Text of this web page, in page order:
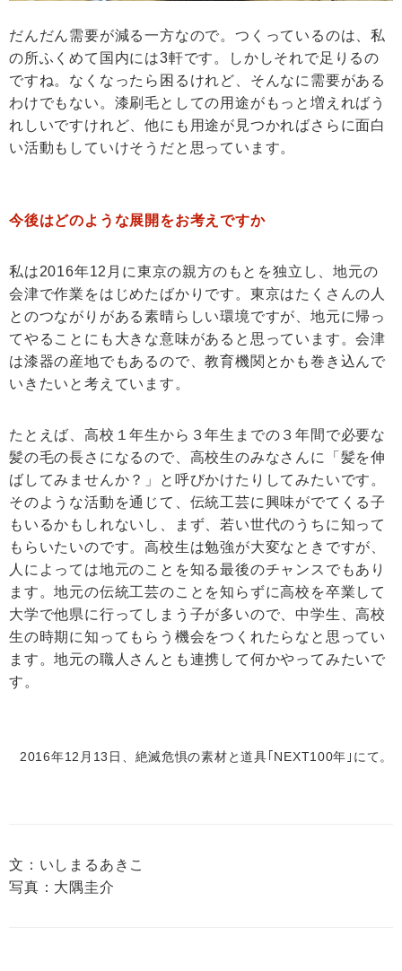
だんだん需要が減る一方なので。つくっているのは、私
の所ふくめて国内には3軒です。しかしそれで足りるの
ですね。なくなったら困るけれど、そんなに需要がある
わけでもない。漆刷毛としての用途がもっと増えればう
れしいですけれど、他にも用途が見つかればさらに面白
い活動もしていけそうだと思っています。
今後はどのような展開をお考えですか
私は2016年12月に東京の親方のもとを独立し、地元の
会津で作業をはじめたばかりです。東京はたくさんの人
とのつながりがある素晴らしい環境ですが、地元に帰っ
てやることにも大きな意味があると思っています。会津
は漆器の産地でもあるので、教育機関とかも巻き込んで
いきたいと考えています。
たとえば、高校１年生から３年生までの３年間で必要な
髪の毛の長さになるので、高校生のみなさんに「髪を伸
ばしてみませんか？」と呼びかけたりしてみたいです。
そのような活動を通じて、伝統工芸に興味がでてくる子
もいるかもしれないし、まず、若い世代のうちに知って
もらいたいのです。高校生は勉強が大変なときですが、
人によっては地元のことを知る最後のチャンスでもあり
ます。地元の伝統工芸のことを知らずに高校を卒業して
大学で他県に行ってしまう子が多いので、中学生、高校
生の時期に知ってもらう機会をつくれたらなと思ってい
ます。地元の職人さんとも連携して何かやってみたいで
す。
2016年12月13日、絶滅危惧の素材と道具｢NEXT100年｣にて。
文：いしまるあきこ
写真：大隅圭介